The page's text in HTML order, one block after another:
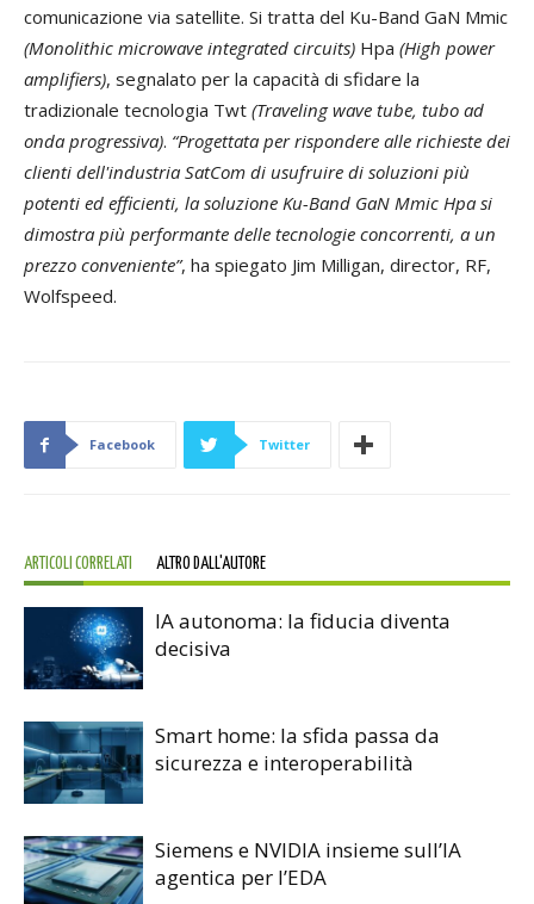
comunicazione via satellite. Si tratta del Ku-Band GaN Mmic
(Monolithic microwave integrated circuits) Hpa (High power
amplifiers), segnalato per la capacità di sfidare la
tradizionale tecnologia Twt (Traveling wave tube, tubo ad
onda progressiva). “Progettata per rispondere alle richieste dei
clienti dell'industria SatCom di usufruire di soluzioni più
potenti ed efficienti, la soluzione Ku-Band GaN Mmic Hpa si
dimostra più performante delle tecnologie concorrenti, a un
prezzo conveniente”, ha spiegato Jim Milligan, director, RF,
Wolfspeed.
Facebook Twitter
ARTICOLI CORRELATI ALTRO DALL'AUTORE
IA autonoma: la fiducia diventa
decisiva
Smart home: la sfida passa da
sicurezza e interoperabilità
Siemens e NVIDIA insieme sull’IA
agentica per l’EDA